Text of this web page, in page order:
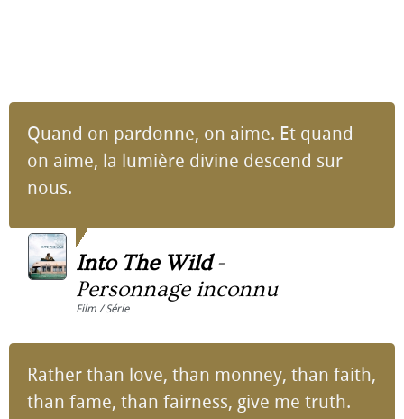
Quand on pardonne, on aime. Et quand
on aime, la lumière divine descend sur
nous.
Into The Wild-
Personnage inconnu
Film / Série
Rather than love, than monney, than faith,
than fame, than fairness, give me truth.